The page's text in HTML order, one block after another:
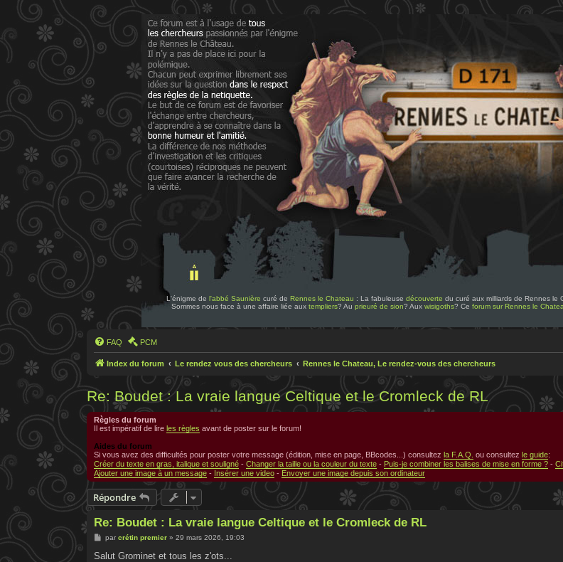
L'énigme de l'abbé Saunière curé de Rennes le Chateau : La fabuleuse découverte du curé aux milliards de Rennes le
Sommes nous face à une affaire liée aux templiers? Au prieuré de sion? Aux wisigoths? Ce forum sur Rennes le
FAQ PCM
Index du forum Le rendez vous des chercheurs Rennes le Chateau, Le rendez-vous des chercheurs
Re: Boudet : La vraie langue Celtique et le Cromleck de RL
Règles du forum
Il est impératif de lire les règles avant de poster sur le forum!
Aides du forum
Si vous avez des difficultés pour poster votre message (édition, mise en page, BBcodes...) consultez la F.A.Q. ou consultez le guide:
Créer du texte en gras, italique et souligné - Changer la taille ou la couleur du texte - Puis-je combiner les balises de mise en forme ? -
Ajouter une image à un message - Insérer une video - Envoyer une image depuis son ordinateur
Répondre
Re: Boudet : La vraie langue Celtique et le Cromleck de RL
M
s
par crétin premier» 29 mars 2026, 19:03
Salut Grominet et tous les z'ots...